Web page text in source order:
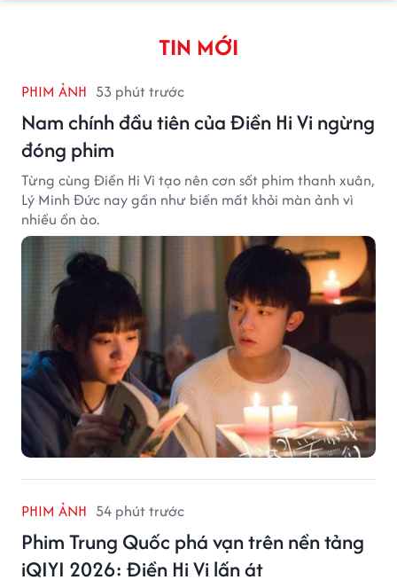
TIN MỚI
PHIM ẢNH 53 phút trước
Nam chính đầu tiên của Điền Hi Vi ngừng
đóng phim
Từng cùng Điền Hi Vi tạo nên cơn sốt phim thanh xuân,
Lý Minh Đức nay gần như biến mất khỏi màn ảnh vì
nhiều ồn ào.
PHIM ẢNH 54 phút trước
Phim Trung Quốc phá vạn trên nền tảng
iQIYI 2026: Điền Hi Vi lấn át